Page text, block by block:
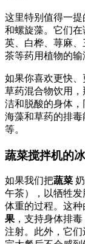
这里特别值得一
和螺旋藻。它们
英、白桦、荨麻
茶等药用植物的输
如果你喜欢更快
草药混合物饮用
洁和脱酸的身体，
海藻和草药的排
等。
蔬菜搅拌机的
如果我们把蔬菜
午茶），以牺牲
体重的过程。这
果 ，支持身体排
注射。此外，它